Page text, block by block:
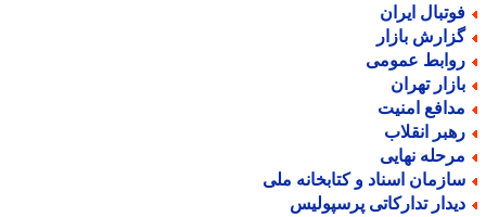
ایران
بازار
عمومی
تهران
امنیت
انقلاب
نهایی
اسناد و کتابخانه ملی
تدارکاتی پرسپولیس